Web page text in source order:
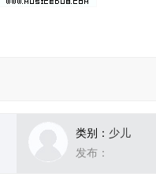
类别： 少儿
发布：